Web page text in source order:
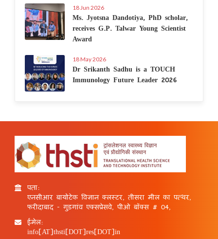
18 Jun 2026
Ms. Jyotsna Dandotiya, PhD scholar,
receives G.P. Talwar Young Scientist
Award
18 May 2026
Dr Srikanth Sadhu is a TOUCH
Immunology Future Leader 2026
पता:
एनसीआर बायोटेक विज्ञान क्लस्टर, तीसरा मील का पत्थर,
फरीदाबाद - गुड़गांव एक्सप्रेसवे, पीओ बॉक्स # 04,
ईमेल:
info[AT]thsti[DOT]res[DOT]in